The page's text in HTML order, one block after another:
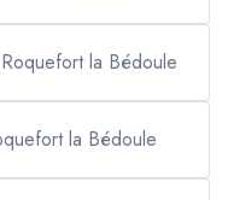
la Bédoule
la Bédoule